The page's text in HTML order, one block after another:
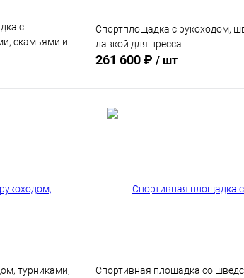
с
скамьями и
Спортплощадка с рукоходом,
лавкой для пресса
261 600 ₽ / шт
турниками, Спортивная площадка со